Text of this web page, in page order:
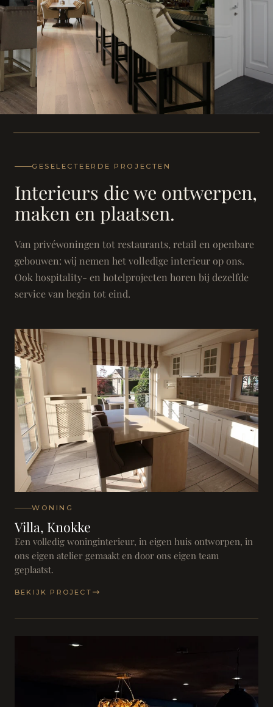
Landhuis - Grimbergen
GESELECTEERDE PROJECTEN
Interieurs die we ontwerpen,
maken en plaatsen.
Van privéwoningen tot restaurants, retail en openbare
gebouwen: wij nemen het volledige interieur op ons.
Ook hospitality- en hotelprojecten horen bij dezelfde
service van begin tot eind.
WONING
Villa, Knokke
Een volledig woninginterieur, in eigen huis ontworpen, in
ons eigen atelier gemaakt en door ons eigen team
geplaatst.
BEKIJK PROJECT